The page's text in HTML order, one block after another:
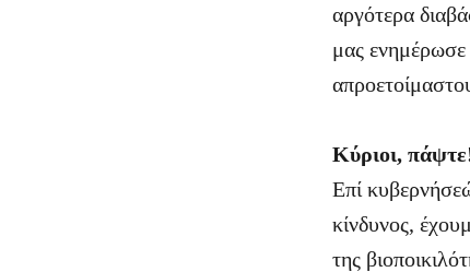
αργότερα
μας ενημέρωσε
Κύριοι,
Επί
κίνδυνος,
της